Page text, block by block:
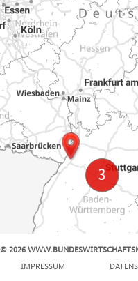
© 2026
IMPRESSUM